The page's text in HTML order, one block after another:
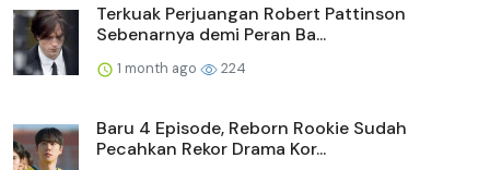
Terkuak Perjuangan Robert Pattinson
Sebenarnya demi Peran Ba...
1 month ago 224
Baru 4 Episode, Reborn Rookie Sudah
Pecahkan Rekor Drama Kor...